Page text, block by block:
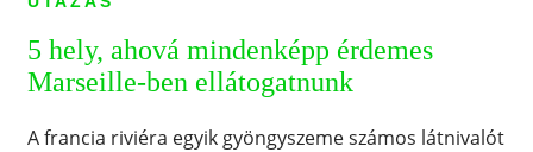
5 hely, ahová mindenképp érdemes
Marseille-ben ellátogatnunk
A francia riviéra egyik gyöngyszeme számos látnivalót